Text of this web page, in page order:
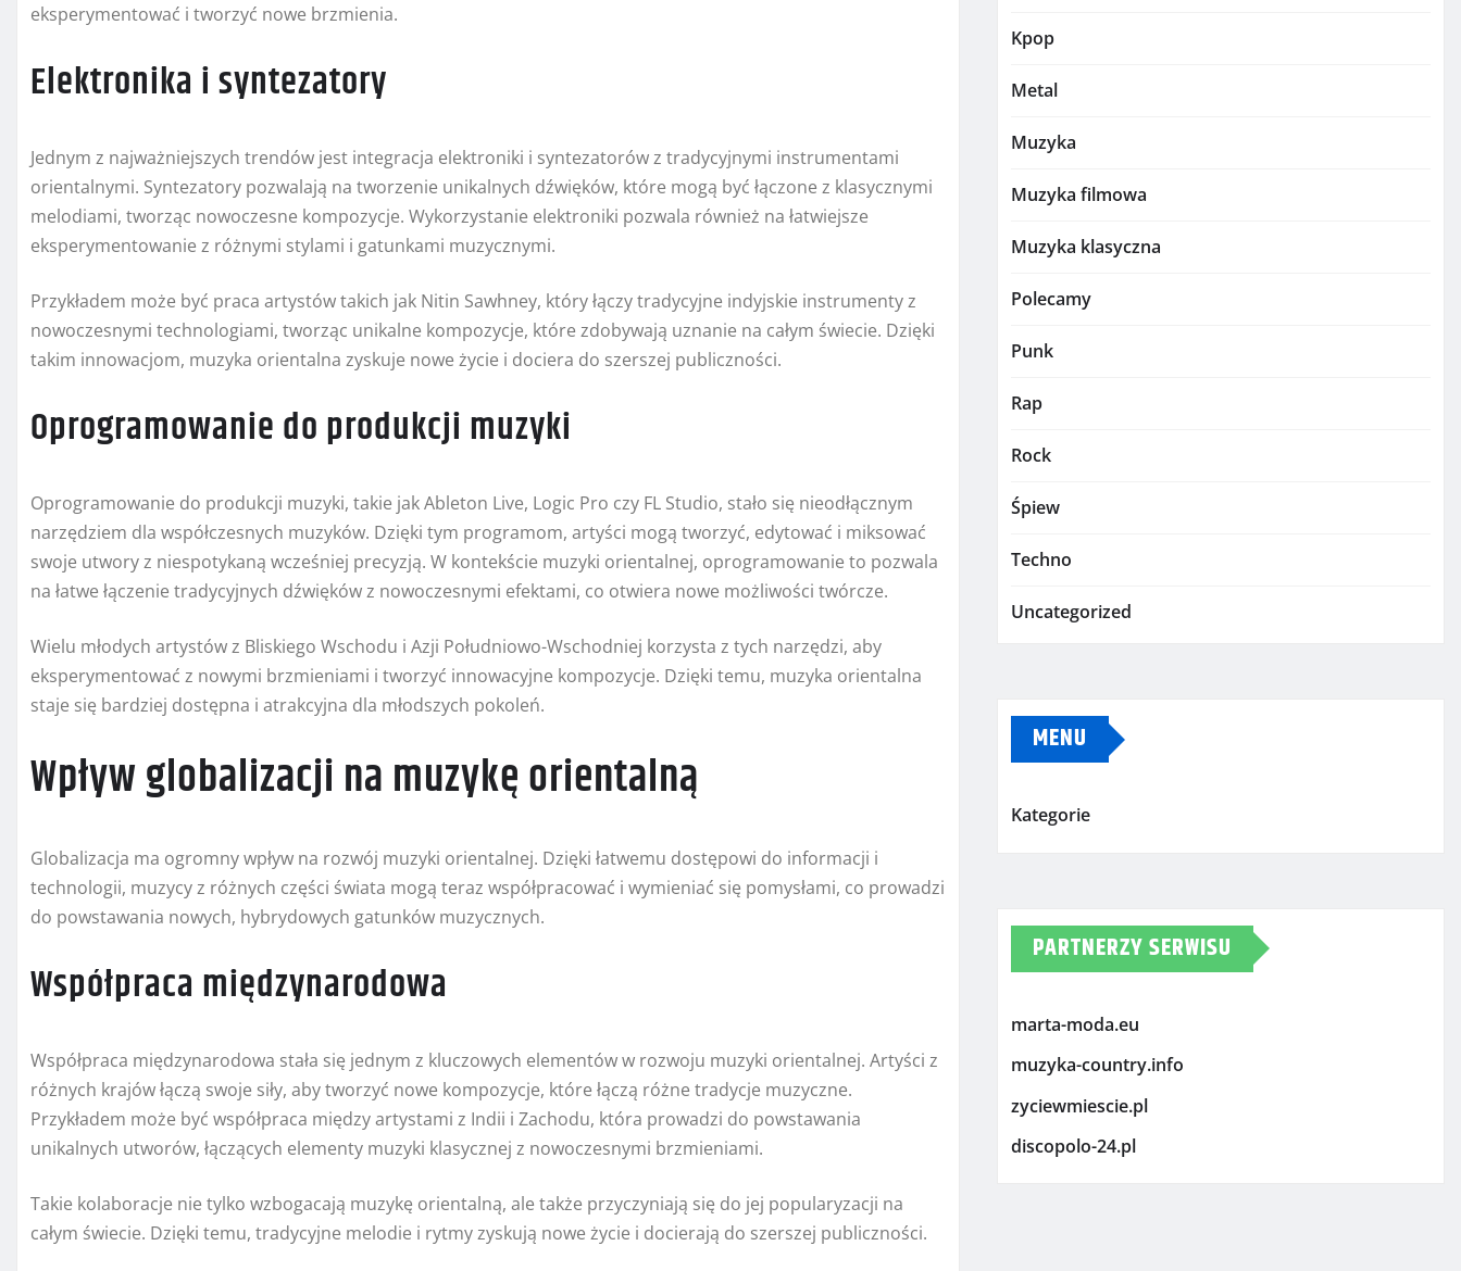
eksperymentować i tworzyć nowe brzmienia.
Elektronika i syntezatory
Jednym z najważniejszych trendów jest integracja elektroniki i syntezatorów z tradycyjnymi instrumentami
orientalnymi. Syntezatory pozwalają na tworzenie unikalnych dźwięków, które mogą być łączone z klasycznymi
melodiami, tworząc nowoczesne kompozycje. Wykorzystanie elektroniki pozwala również na łatwiejsze
eksperymentowanie z różnymi stylami i gatunkami muzycznymi.
Przykładem może być praca artystów takich jak Nitin Sawhney, który łączy tradycyjne indyjskie instrumenty z
nowoczesnymi technologiami, tworząc unikalne kompozycje, które zdobywają uznanie na całym świecie. Dzięki
takim innowacjom, muzyka orientalna zyskuje nowe życie i dociera do szerszej publiczności.
Oprogramowanie do produkcji muzyki
Oprogramowanie do produkcji muzyki, takie jak Ableton Live, Logic Pro czy FL Studio, stało się nieodłącznym
narzędziem dla współczesnych muzyków. Dzięki tym programom, artyści mogą tworzyć, edytować i miksować
swoje utwory z niespotykaną wcześniej precyzją. W kontekście muzyki orientalnej, oprogramowanie to pozwala
na łatwe łączenie tradycyjnych dźwięków z nowoczesnymi efektami, co otwiera nowe możliwości twórcze.
Wielu młodych artystów z Bliskiego Wschodu i Azji Południowo-Wschodniej korzysta z tych narzędzi, aby
eksperymentować z nowymi brzmieniami i tworzyć innowacyjne kompozycje. Dzięki temu, muzyka orientalna
staje się bardziej dostępna i atrakcyjna dla młodszych pokoleń.
Wpływ globalizacji na muzykę orientalną
Globalizacja ma ogromny wpływ na rozwój muzyki orientalnej. Dzięki łatwemu dostępowi do informacji i
technologii, muzycy z różnych części świata mogą teraz współpracować i wymieniać się pomysłami, co prowadzi
do powstawania nowych, hybrydowych gatunków muzycznych.
Współpraca międzynarodowa
Współpraca międzynarodowa stała się jednym z kluczowych elementów w rozwoju muzyki orientalnej. Artyści z
różnych krajów łączą swoje siły, aby tworzyć nowe kompozycje, które łączą różne tradycje muzyczne.
Przykładem może być współpraca między artystami z Indii i Zachodu, która prowadzi do powstawania
unikalnych utworów, łączących elementy muzyki klasycznej z nowoczesnymi brzmieniami.
Takie kolaboracje nie tylko wzbogacają muzykę orientalną, ale także przyczyniają się do jej popularyzacji na
całym świecie. Dzięki temu, tradycyjne melodie i rytmy zyskują nowe życie i docierają do szerszej publiczności.
Kpop
Metal
Muzyka
Muzyka filmowa
Muzyka klasyczna
Polecamy
Punk
Rap
Rock
Śpiew
Techno
Uncategorized
MENU
Kategorie
PARTNERZY SERWISU
marta-moda.eu
muzyka-country.info
zyciewmiescie.pl
discopolo-24.pl